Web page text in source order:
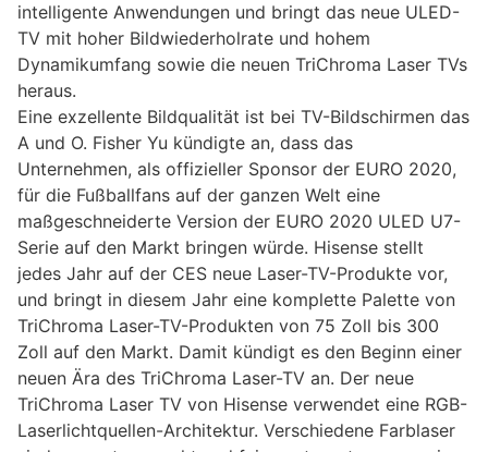
intelligente Anwendungen und bringt das neue ULED-
TV mit hoher Bildwiederholrate und hohem
Dynamikumfang sowie die neuen TriChroma Laser TVs
heraus.
Eine exzellente Bildqualität ist bei TV-Bildschirmen das
A und O. Fisher Yu kündigte an, dass das
Unternehmen, als offizieller Sponsor der EURO 2020,
für die Fußballfans auf der ganzen Welt eine
maßgeschneiderte Version der EURO 2020 ULED U7-
Serie auf den Markt bringen würde. Hisense stellt
jedes Jahr auf der CES neue Laser-TV-Produkte vor,
und bringt in diesem Jahr eine komplette Palette von
TriChroma Laser-TV-Produkten von 75 Zoll bis 300
Zoll auf den Markt. Damit kündigt es den Beginn einer
neuen Ära des TriChroma Laser-TV an. Der neue
TriChroma Laser TV von Hisense verwendet eine RGB-
Laserlichtquellen-Architektur. Verschiedene Farblaser